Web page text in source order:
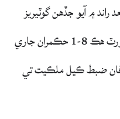
۾ آيو جڏهن گوٽيريز
سي اين اين سان ڳالهايو. سپريم ڪورٽ هڪ 8-1 حڪمران جاري
ضبط ڪيل ملڪيت تي